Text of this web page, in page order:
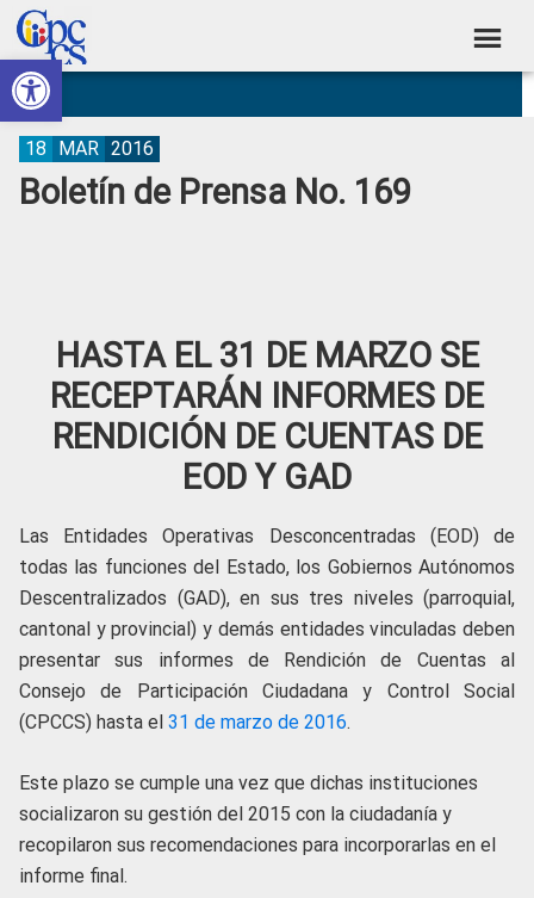
Abrir barra de herramientas
Skip
to
primary
navigation
Skip
to
main
content
Skip
to
primary
sidebar
Skip
to
footer
Consejo
de
Participación
Ciudadana
Construyendo
Poder
Ciudadano
Boletín de Prensa No. 169
18 MAR 2016
HASTA EL 31 DE MARZO SE
RECEPTARÁN INFORMES DE
RENDICIÓN DE CUENTAS DE
EOD Y GAD
Las Entidades Operativas Desconcentradas (EOD) de
todas las funciones del Estado, los Gobiernos Autónomos
Descentralizados (GAD), en sus tres niveles (parroquial,
cantonal y provincial) y demás entidades vinculadas deben
presentar sus informes de Rendición de Cuentas al
Consejo de Participación Ciudadana y Control Social
(CPCCS) hasta el 31 de marzo de 2016.
Este plazo se cumple una vez que dichas instituciones
socializaron su gestión del 2015 con la ciudadanía y
recopilaron sus recomendaciones para incorporarlas en el
informe final.